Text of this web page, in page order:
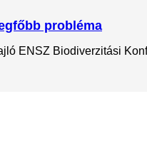
probléma
ENSZ Biodiverzitási